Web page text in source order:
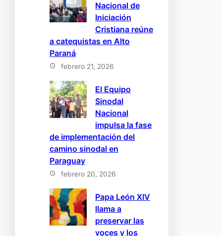
Nacional de
Iniciación
Cristiana reúne
a catequistas en Alto
Paraná
febrero 21, 2026
El Equipo
Sinodal
Nacional
impulsa la fase
de implementación del
camino sinodal en
Paraguay
febrero 20, 2026
Papa León XIV
llama a
preservar las
voces y los